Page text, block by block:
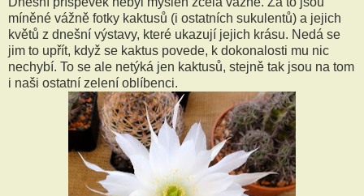
míněné vážně fotky kaktusů (i ostatních sukulentů) a jejich
květů z dnešní výstavy, které ukazují jejich krásu. Nedá se
jim to upřít, když se kaktus povede, k dokonalosti mu nic
nechybí. To se ale netýká jen kaktusů, stejně tak jsou na tom
i naši ostatní zelení oblíbenci.